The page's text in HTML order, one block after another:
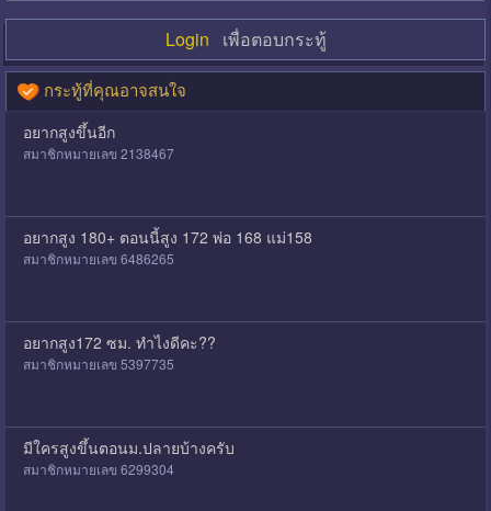
Login เพื่อตอบกระทู้
กระทู้ที่คุณอาจสนใจ
อยากสูงขึ้นอีก
สมาชิกหมายเลข 2138467
อยากสูง 180+ ตอนนี้สูง 172 พ่อ 168 แม่158
สมาชิกหมายเลข 6486265
อยากสูง172 ซม. ทำไงดีคะ??
สมาชิกหมายเลข 5397735
มีใครสูงขึ้นตอนม.ปลายบ้างครับ
สมาชิกหมายเลข 6299304